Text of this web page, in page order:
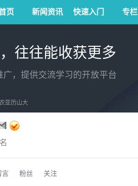
页 新闻资讯 快速入门 专栏
往往能收获更多
，提供交流学习的开放平台
亚历山大
言 粉丝 关注